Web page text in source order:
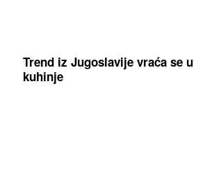
Trend iz Jugoslavije vraća se u
kuhinje